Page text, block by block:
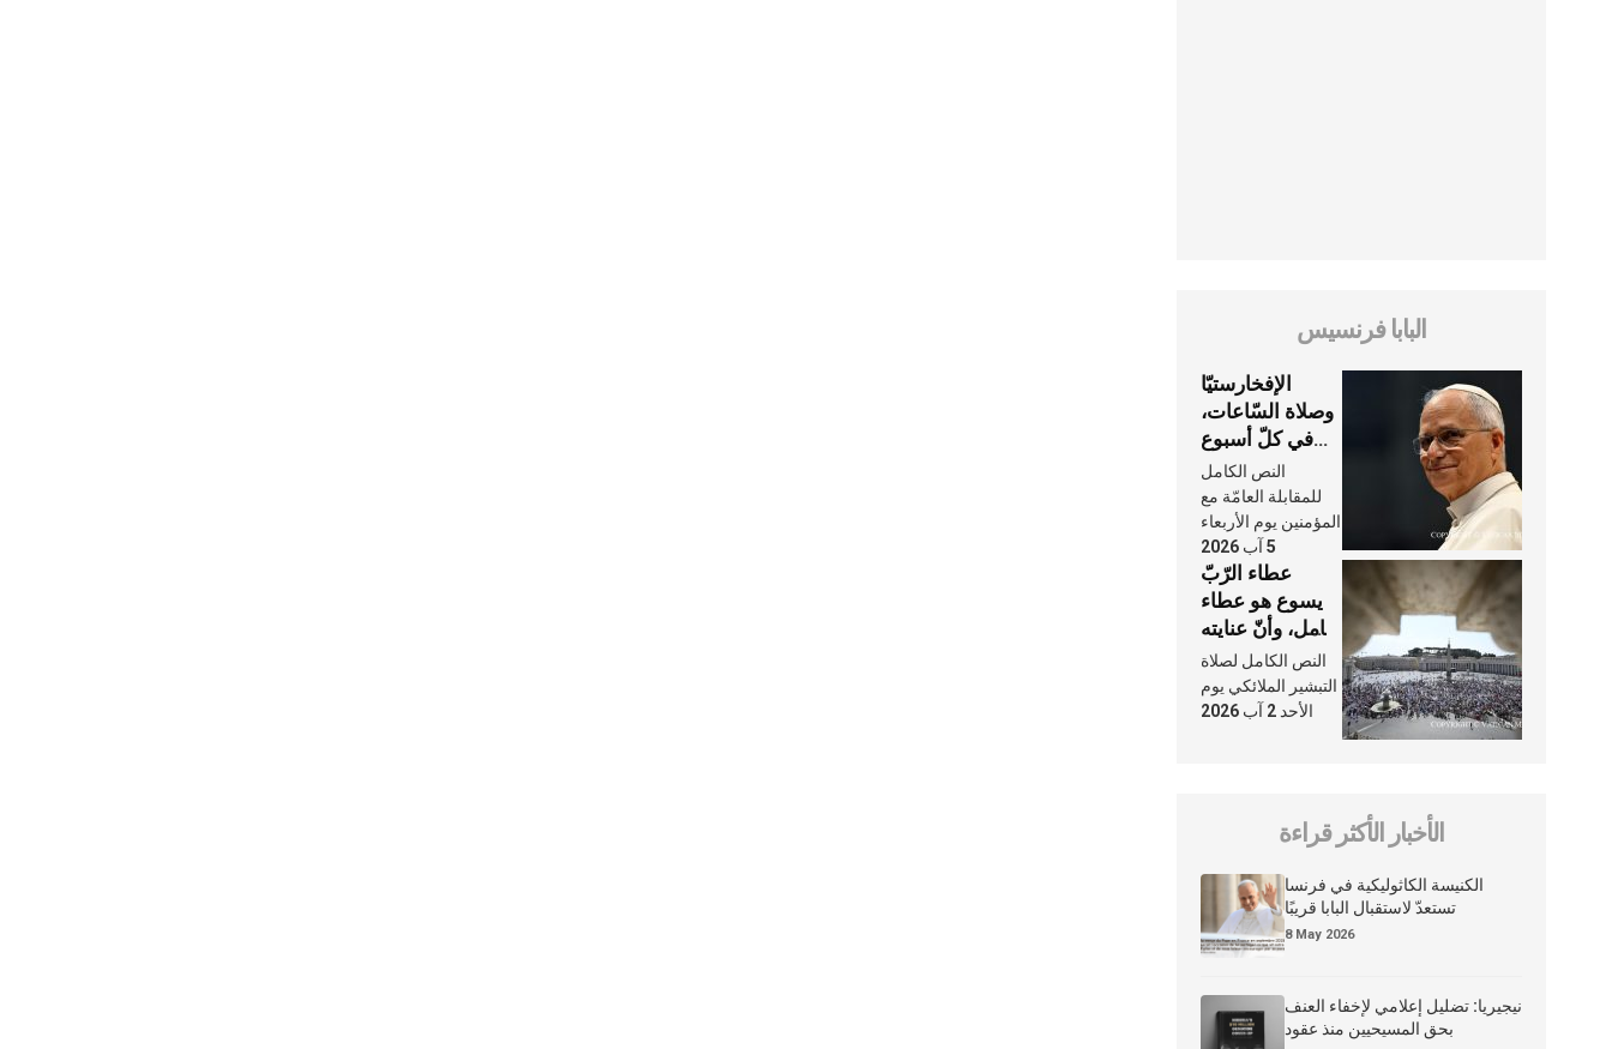
البابا فرنسيس
الإفخارستيّا
وصلاة السّاعات،
في كلّ أسبوع
وكلّ يوم، هما
النَّفَس في حياة
الكنيسة
النص الكامل
للمقابلة العامّة مع
المؤمنين يوم الأربعاء
5 آب 2026
عطاء الرّبّ
يسوع هو عطاء
شامل، وأنّ عنايته
بنا لا تغيب عنّا
أبدًا
النص الكامل لصلاة
التبشير الملائكي يوم
الأحد 2 آب 2026
الأخبار الأكثر قراءة
الكنيسة الكاثوليكية في فرنسا
تستعدّ لاستقبال البابا قريبًا
8 May 2026
نيجيريا: تضليل إعلامي لإخفاء العنف
بحق المسيحيين منذ عقود